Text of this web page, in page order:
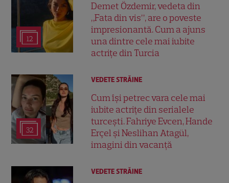
12
Demet Özdemir, vedeta din
„Fata din vis”, are o poveste
impresionantă. Cum a ajuns
una dintre cele mai iubite
actrițe din Turcia
32
VEDETE STRĂINE
Cum își petrec vara cele mai
iubite actrițe din serialele
turcești. Fahriye Evcen, Hande
Erçel și Neslihan Atagül,
imagini din vacanță
VEDETE STRĂINE